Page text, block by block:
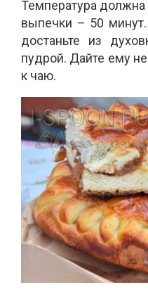
Температура
выпечки – 50 минут.
достаньте из
пудрой. Дайте ему
к чаю.